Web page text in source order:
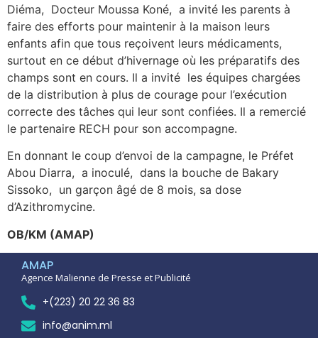
Diéma, Docteur Moussa Koné, a invité les parents à
faire des efforts pour maintenir à la maison leurs
enfants afin que tous reçoivent leurs médicaments,
surtout en ce début d’hivernage où les préparatifs des
champs sont en cours. Il a invité les équipes chargées
de la distribution à plus de courage pour l’exécution
correcte des tâches qui leur sont confiées. Il a remercié
le partenaire RECH pour son accompagne.
En donnant le coup d’envoi de la campagne, le Préfet
Abou Diarra, a inoculé, dans la bouche de Bakary
Sissoko, un garçon âgé de 8 mois, sa dose
d’Azithromycine.
OB/KM (AMAP)
AMAP
Agence Malienne de Presse et Publicité
+(223) 20 22 36 83
info@anim.ml